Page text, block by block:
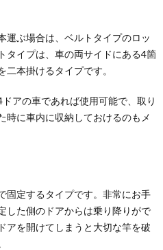
運ぶ場合は、ベルトタイプのロッ
タイプは、車の両サイドにある4箇
本掛けるタイプです。
アの車であれば使用可能で、取り
時に車内に収納しておけるのもメ
固定するタイプです。非常にお手
した側のドアからは乗り降りがで
アを開けてしまうと大切な竿を破